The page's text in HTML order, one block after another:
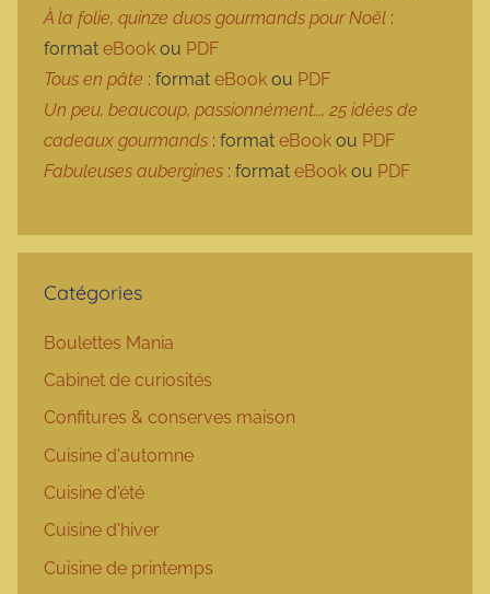
À la folie, quinze duos gourmands pour Noël :
format eBook ou PDF
Tous en pâte : format eBook ou PDF
Un peu, beaucoup, passionnément…, 25 idées de
cadeaux gourmands : format eBook ou PDF
Fabuleuses aubergines : format eBook ou PDF
Catégories
Boulettes Mania
Cabinet de curiosités
Confitures & conserves maison
Cuisine d'automne
Cuisine d'été
Cuisine d'hiver
Cuisine de printemps